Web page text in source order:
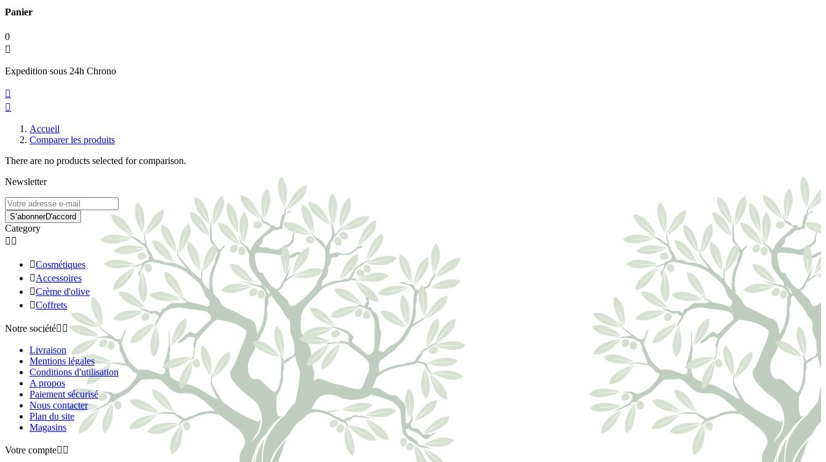
Panier
0

Expedition sous 24h Chrono


Accueil
Comparer les produits
There are no products selected for comparison.
Newsletter
S’abonnerD'accord
Category
 
Cosmétiques
Accessoires
Crème d'olive
Coffrets
Notre société 
Livraison
Mentions légales
Conditions d'utilisation
A propos
Paiement sécurisé
Nous contacter
Plan du site
Magasins
Votre compte 